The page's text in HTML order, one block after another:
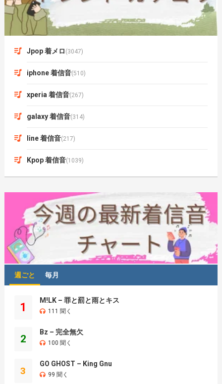
Jpop 着メロ (3047)
iphone 着信音(510)
xperia 着信音(267)
galaxy 着信音(314)
line 着信音(217)
Kpop 着信音(1039)
週ごと 毎月
1
M!LK – 罪と罰と雨とキス
111 聞く
2
Bz – 完全無欠
100 聞く
3
GO GHOST – King Gnu
99 聞く